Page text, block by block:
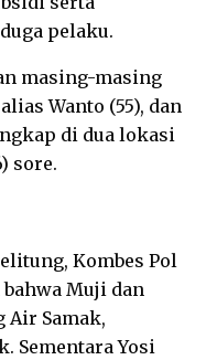
pelaku.
masing-masing
Wanto (55), dan
di dua lokasi
sore.
Kombes Pol
Muji dan
Air Samak,
Sementara Yosi